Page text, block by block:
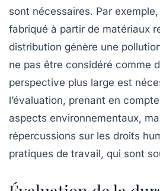
sont nécessaires. Par
fabriqué à partir de matériaux
distribution génère une
ne pas être considéré comme
perspective plus large est
l’évaluation, prenant en
aspects environnementaux,
répercussions sur les droits
pratiques de travail, qui sont